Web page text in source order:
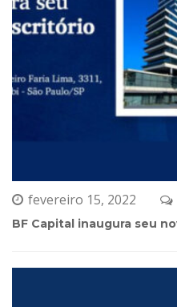
fevereiro 15, 2022
BF Capital inaugura seu